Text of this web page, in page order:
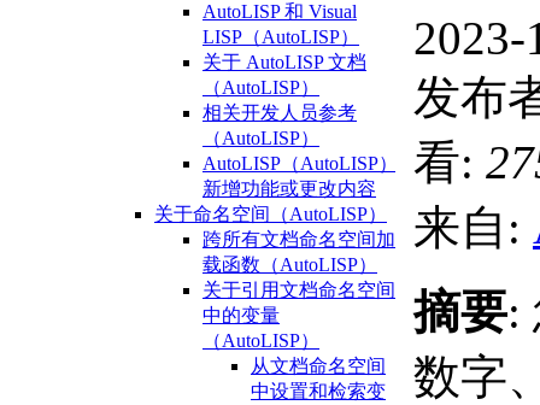
AutoLISP 和 Visual
LISP（AutoLISP）
关于 AutoLISP 文档
（AutoLISP）
相关开发人员参考
（AutoLISP）
AutoLISP（AutoLISP）
新增功能或更改内容
关于命名空间（AutoLISP）
跨所有文档命名空间加
载函数（AutoLISP）
关于引用文档命名空间
中的变量
（AutoLISP）
从文档命名空间
中设置和检索变
2023-
发布
看:
来自:
摘要:
数字